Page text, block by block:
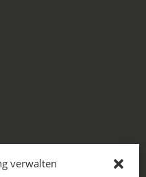
verwalten